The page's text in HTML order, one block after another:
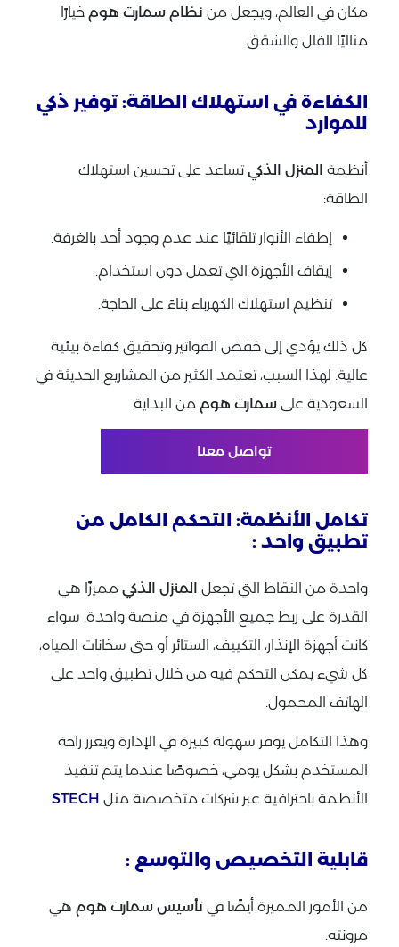
مكان في العالم، ويجعل من نظام سمارت هوم خيارًا
مثاليًا للفلل والشقق.
الكفاءة في استهلاك الطاقة: توفير ذكي
للموارد
أنظمة المنزل الذكيتساعد على تحسين استهلاك
الطاقة:
إطفاء الأنوار تلقائيًا عند عدم وجود أحد بالغرفة.
إيقاف الأجهزة التي تعمل دون استخدام.
تنظيم استهلاك الكهرباء بناءً على الحاجة.
كل ذلك يؤدي إلى خفض الفواتير وتحقيق كفاءة بيئية
عالية. لهذا السبب، تعتمد الكثير من المشاريع الحديثة في
السعودية على سمارت هوم من البداية.
تواصل معنا
تكامل الأنظمة: التحكم الكامل من
تطبيق واحد :
واحدة من النقاط التي تجعل المنزل الذكي مميزًا هي
القدرة على ربط جميع الأجهزة في منصة واحدة. سواء
كانت أجهزة الإنذار، التكييف، الستائر أو حتى سخانات المياه،
كل شيء يمكن التحكم فيه من خلال تطبيق واحد على
الهاتف المحمول.
وهذا التكامل يوفر سهولة كبيرة في الإدارة ويعزز راحة
المستخدم بشكل يومي، خصوصًا عندما يتم تنفيذ
الأنظمة باحترافية عبر شركات متخصصة مثل STECH
.
قابلية التخصيص والتوسع :
من الأمور المميزة أيضًا في تأسيس سمارت هوم هي
مرونته: